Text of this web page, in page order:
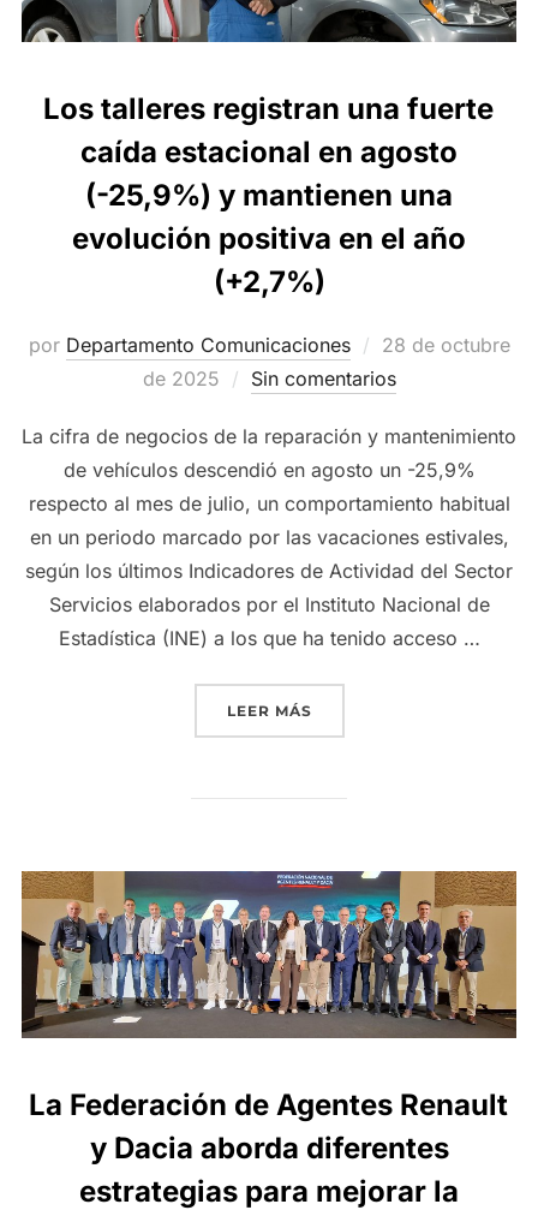
Los talleres registran una fuerte
caída estacional en agosto
(-25,9%) y mantienen una
evolución positiva en el año
(+2,7%)
por Departamento Comunicaciones
Publicado
el
28 de octubre
de 2025
Sin comentarios
La cifra de negocios de la reparación y mantenimiento
de vehículos descendió en agosto un -25,9%
respecto al mes de julio, un comportamiento habitual
en un periodo marcado por las vacaciones estivales,
según los últimos Indicadores de Actividad del Sector
Servicios elaborados por el Instituto Nacional de
Estadística (INE) a los que ha tenido acceso …
LEER MÁS«LOS TALLERES
La Federación de Agentes Renault
y Dacia aborda diferentes
estrategias para mejorar la